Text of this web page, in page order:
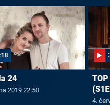
24
2019 22:50
4.